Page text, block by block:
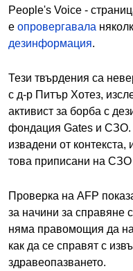
People's Voice -
е опровергавала
дезинформация.
Тези твърдения са
с д-р Питър Хотез,
активист за борба с
фондация Gates и СЗО.
извадени от
това приписани на СЗО
Проверка на AFP
за начини за
няма правомощия да
как да се справят с
здравеопазването.